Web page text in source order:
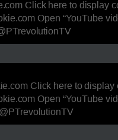
Click here to display
Open “YouTube
Click here to
Open “YouTube